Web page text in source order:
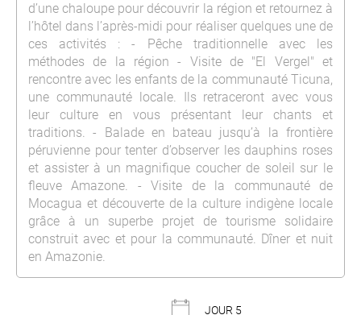
d’une chaloupe pour découvrir la région et retournez à
l’hôtel dans l’après-midi pour réaliser quelques une de
ces activités : - Pêche traditionnelle avec les
méthodes de la région - Visite de "El Vergel" et
rencontre avec les enfants de la communauté Ticuna,
une communauté locale. Ils retraceront avec vous
leur culture en vous présentant leur chants et
traditions. - Balade en bateau jusqu’à la frontière
péruvienne pour tenter d’observer les dauphins roses
et assister à un magnifique coucher de soleil sur le
fleuve Amazone. - Visite de la communauté de
Mocagua et découverte de la culture indigène locale
grâce à un superbe projet de tourisme solidaire
construit avec et pour la communauté. Dîner et nuit
en Amazonie.
JOUR 5